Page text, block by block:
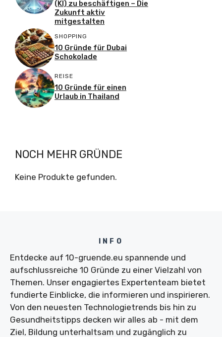
(KI) zu beschäftigen – Die
Zukunft aktiv
mitgestalten
SHOPPING
10 Gründe für Dubai
Schokolade
REISE
10 Gründe für einen
Urlaub in Thailand
NOCH MEHR GRÜNDE
Keine Produkte gefunden.
INFO
Entdecke auf 10-gruende.eu spannende und
aufschlussreiche 10 Gründe zu einer Vielzahl von
Themen. Unser engagiertes Expertenteam bietet
fundierte Einblicke, die informieren und inspirieren.
Von den neuesten Technologietrends bis hin zu
Gesundheitstipps decken wir alles ab - mit dem
Ziel, Bildung unterhaltsam und zugänglich zu